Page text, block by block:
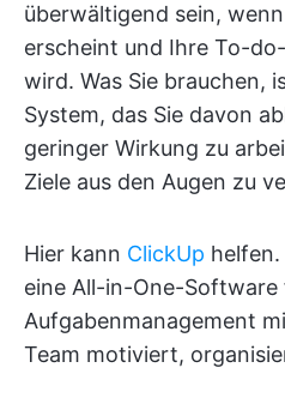
überwältigend sein,
erscheint und Ihre To-
wird. Was Sie brauchen,
System, das Sie davon
geringer Wirkung zu
Ziele aus den Augen zu
Hier kann ClickUp helfen.
eine All-in-One-Software
Aufgabenmanagement
Team motiviert,